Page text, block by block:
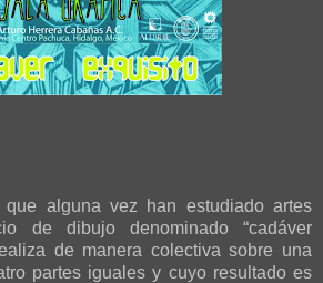
alguna vez han estudiado artes
de dibujo denominado “cadáver
de manera colectiva sobre una
partes iguales y cuyo resultado es